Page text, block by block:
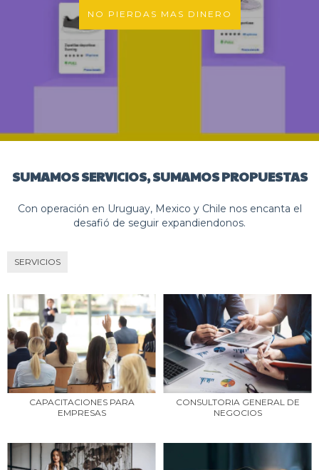
NO PIERDAS MAS DINERO
SUMAMOS SERVICIOS, SUMAMOS PROPUESTAS
Con operación en Uruguay, Mexico y Chile nos encanta el
desafió de seguir expandiendonos.
SERVICIOS
CAPACITACIONES PARA
EMPRESAS
CONSULTORIA GENERAL DE
NEGOCIOS